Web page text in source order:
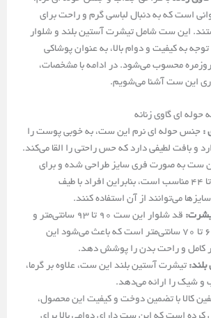
است که به دنبال لباسی گرم و راحت برای
این ست شامل تیشرت آستین بلند و شلوار
به کیفیت و دوام بالا، به عنوان پوشاکی
روزمره محسوب می‌شود. در ادامه با مشخصات،
این ست آشنا می‌شویم.
ای گاوی زنانه
: جنس حوله ای نرم این ست، به خوبی پوست را
و بافت لطیفی دارد که حس راحتی را القا می‌کند.
ست به صورت فری سایز طراحی شده و برای
سایزهای ۳۶ تا ۴۴ مناسب است، بنابراین افراد با طیف
می‌توانند از آن استفاده کنند.
قد شلوار این ست ۹۰ تا ۹۳ سانتی‌متر و
قد تیشرت ۶۷ تا ۷۰ سانتی‌متر است که باعث می‌شود این
کامل و راحت بدن را پوشش دهد.
تیشرت آستین بلند این ست، علاوه بر گرما،
و شیک را ارائه می‌دهد.
کالا با تضمین دوخت و کیفیت این محصول،